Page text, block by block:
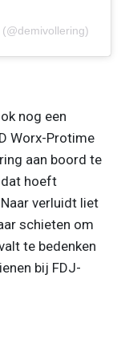
nog een
Worx-Protime
aan boord te
dat hoeft
verluidt liet
schieten om
te bedenken
bij FDJ-